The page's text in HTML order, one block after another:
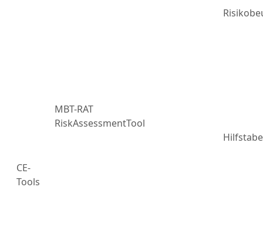
CE-
Tools
MBT-RAT
RiskAssessmentTool